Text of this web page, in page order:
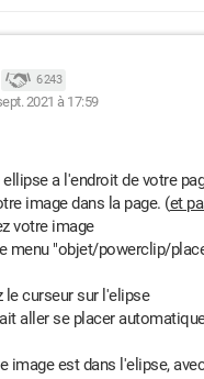
6 243
2021 à 17:59
a l'endroit de votre
image dans la page. (et
votre image
menu "objet/powerclip/
curseur sur l'elipse
aller se placer
image est dans l'elipse,